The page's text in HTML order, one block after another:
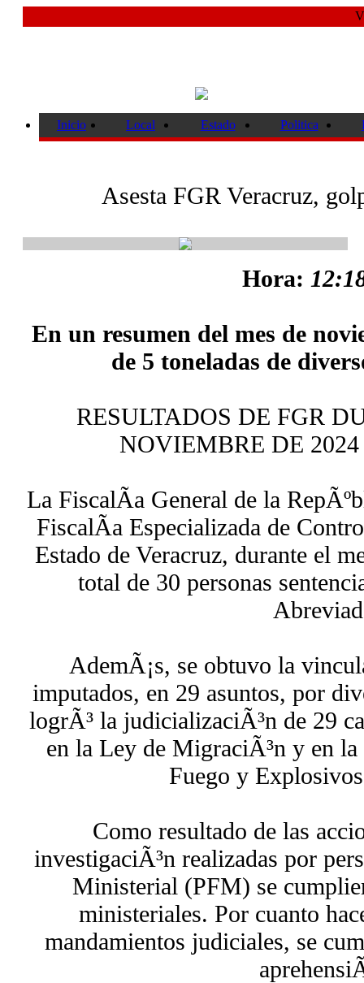
Inicio Local Estado Politica
Asesta FGR Veracruz,
Hora:
En un resumen del mes de
de 5 toneladas de
RESULTADOS DE FGR
NOVIEMBRE DE
La FiscalÃ­a General de la
FiscalÃ­a Especializada de
Estado de Veracruz, durante el
total de 30 personas
AdemÃ¡s, se obtuvo la
imputados, en 29 asuntos, por
logrÃ³ la judicializaciÃ³n de 29
en la Ley de MigraciÃ³n y en
Fuego y
Como resultado de las
investigaciÃ³n realizadas por
Ministerial (PFM) se
ministeriales. Por cuanto
mandamientos judiciales, se